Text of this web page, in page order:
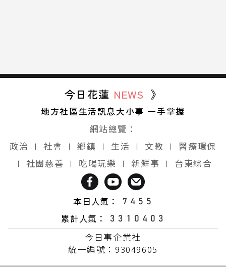
今日花蓮 NEWS 》
地方社區生活訊息大小事 一手掌握
網站總覽：
政治 ∣ 社會 ∣ 鄉鎮 ∣ 生活 ∣ 文教 ∣
醫療環保
∣ 社團慈善 ∣ 吃喝玩樂 ∣ 新鮮事 ∣ 台東綜合
本日人氣：
累計人氣：
今日事企業社
統一編號：93049605